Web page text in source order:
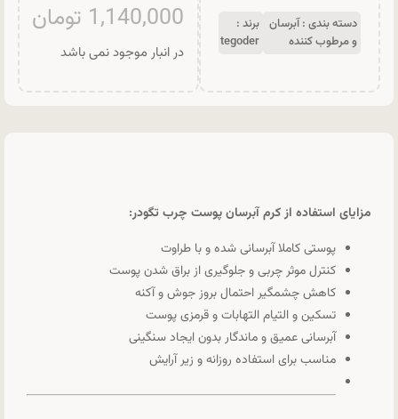
دسته بندی :آبرسان
و مرطوب کننده
برند :
tegoder
1,140,000 تومان
در انبار موجود نمی باشد
مزایای استفاده از کرم آبرسان پوست چرب تگودر:
پوستی کاملا آبرسانی شده و با طراوت
کنترل موثر چربی و جلوگیری از براق شدن پوست
کاهش چشمگیر احتمال بروز جوش و آکنه
تسکین و التیام التهابات و قرمزی پوست
آبرسانی عمیق و ماندگار بدون ایجاد سنگینی
مناسب برای استفاده روزانه و زیر آرایش